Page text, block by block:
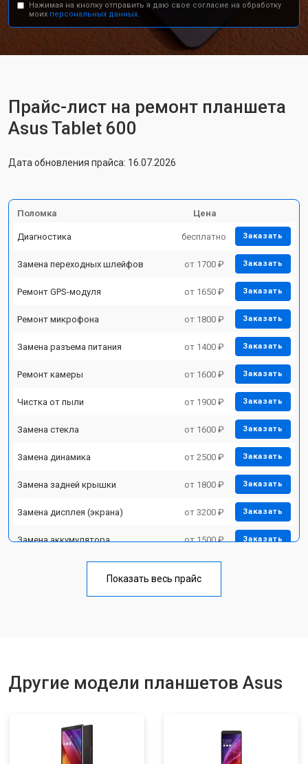
Нажимая на кнопку отправить я даю свое согласие на обработку
моих персональных данных.
Прайс-лист на ремонт планшета
Asus Tablet 600
Дата обновления прайса: 16.07.2026
Поломка Цена
Диагностика бесплатно Заказать
Замена переходных шлейфов от 1700 ₽ Заказать
Ремонт GPS-модуля от 1650 ₽ Заказать
Ремонт микрофона от 1800 ₽ Заказать
Замена разъема питания от 1400 ₽ Заказать
Ремонт камеры от 1600 ₽ Заказать
Чистка от пыли от 1900 ₽ Заказать
Замена стекла от 1600 ₽ Заказать
Замена динамика от 2500 ₽ Заказать
Замена задней крышки от 1800 ₽ Заказать
Замена дисплея (экрана) от 3200 ₽ Заказать
Замена аккумулятора от 1500 ₽ Заказать
Замена материнской платы от 3200 ₽
Показать весь прайс
Другие модели планшетов Asus